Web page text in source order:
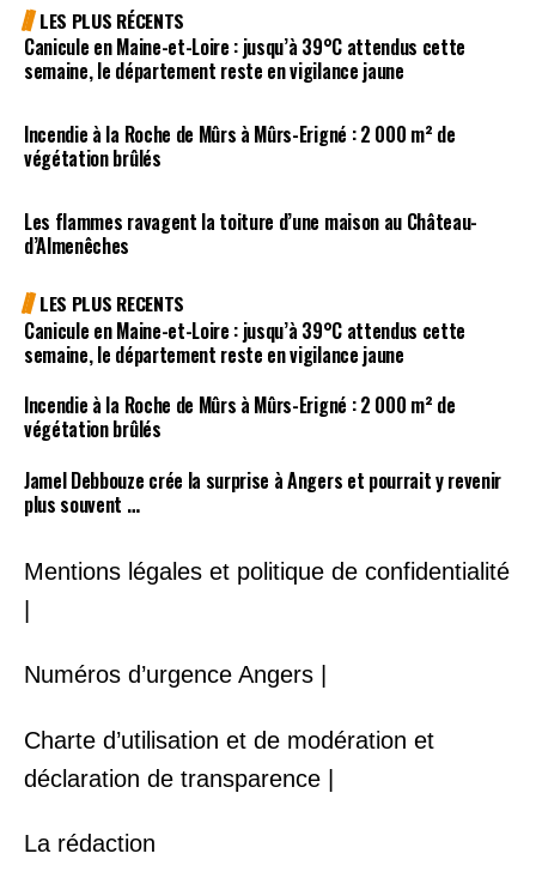
LES PLUS RÉCENTS
Canicule en Maine-et-Loire : jusqu’à 39°C attendus cette
semaine, le département reste en vigilance jaune
Incendie à la Roche de Mûrs à Mûrs-Erigné : 2 000 m² de
végétation brûlés
Les flammes ravagent la toiture d’une maison au Château-
d’Almenêches
LES PLUS RECENTS
Canicule en Maine-et-Loire : jusqu’à 39°C attendus cette
semaine, le département reste en vigilance jaune
Incendie à la Roche de Mûrs à Mûrs-Erigné : 2 000 m² de
végétation brûlés
Jamel Debbouze crée la surprise à Angers et pourrait y revenir
plus souvent …
Mentions légales et politique de confidentialité
Numéros d’urgence Angers |
Charte d’utilisation et de modération et
déclaration de transparence |
La rédaction